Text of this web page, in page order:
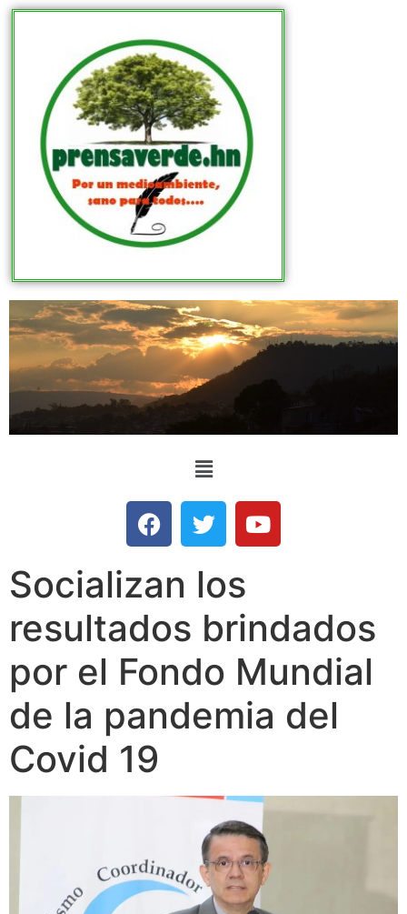
Socializan los
resultados brindados
por el Fondo Mundial
de la pandemia del
Covid 19